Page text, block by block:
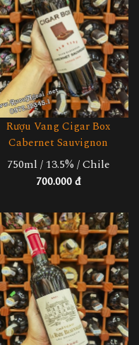
Rượu Vang Cigar Box
Cabernet Sauvignon
750ml / 13.5% / Chile
700.000 đ